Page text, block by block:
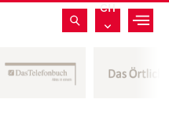
CH